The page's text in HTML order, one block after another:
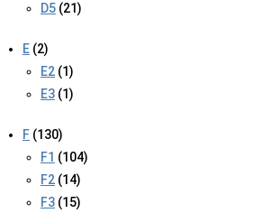
D5 (21)
E (2)
E2 (1)
E3 (1)
F (130)
F1 (104)
F2 (14)
F3 (15)